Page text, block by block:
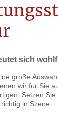
sich
große
wir für Sie
Setzen
in Szene.